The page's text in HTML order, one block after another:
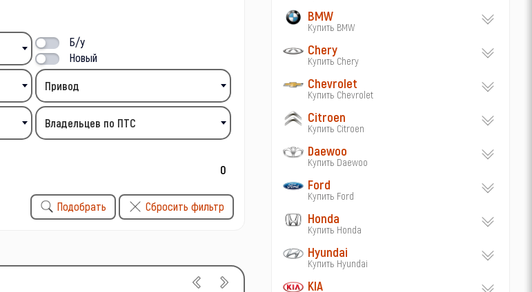
Б/у
Новый
Привод
Владельцев по ПТС
Подобрать Сбросить фильтр
BMW
Купить BMW
Chery
Купить Chery
Chevrolet
Купить Chevrolet
Citroen
Купить Citroen
Daewoo
Купить Daewoo
Ford
Купить Ford
Honda
Купить Honda
Hyundai
Купить Hyundai
KIA